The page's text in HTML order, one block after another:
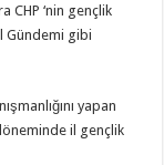
CHP ‘nin gençlik
Gündemi gibi
yapan
il gençlik